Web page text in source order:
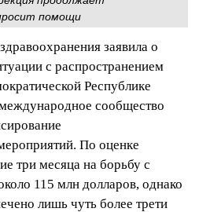
помощи
заявила о
с распространением
Республике
сообщество
По оценке
три месяца на борьбу с
115 млн долларов, однако
лишь чуть более трети